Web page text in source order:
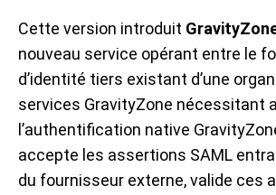
Cette version introduit
nouveau service opérant entre le
d’identité tiers existant d’une
services GravityZone nécessitant
l’authentification native
accepte les assertions SAML
du fournisseur externe, valide ces